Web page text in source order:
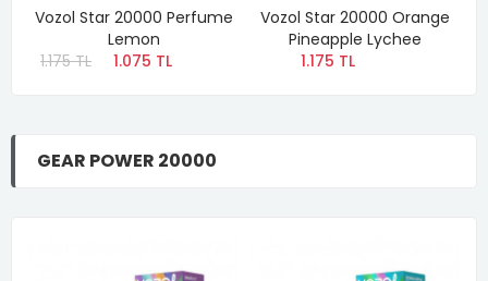
Vozol Star 20000 Perfume
Lemon
1.175 TL
1.075 TL
Vozol Star 20000 Orange
Pineapple Lychee
1.175 TL
GEAR POWER 20000